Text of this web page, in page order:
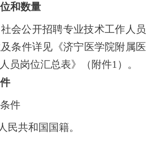
和数量
会公开招聘专业技术工作人员
条件详见《济宁医学院附属医
员岗位汇总表》（附件1）。
件
民共和国国籍。